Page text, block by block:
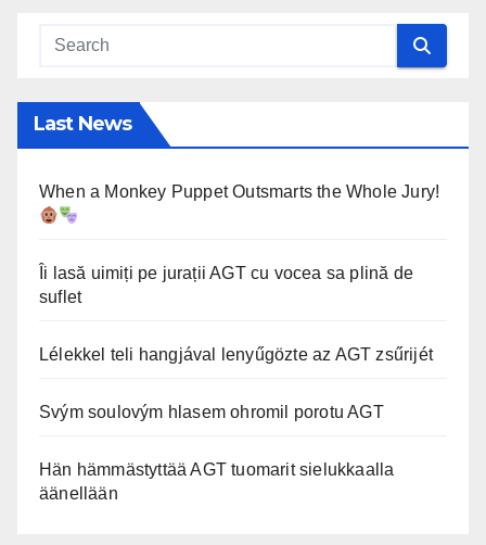
Last News
When a Monkey Puppet Outsmarts the Whole Jury!
Îi lasă uimiți pe jurații AGT cu vocea sa plină de
suflet
Lélekkel teli hangjával lenyűgözte az AGT zsűrijét
Svým soulovým hlasem ohromil porotu AGT
Hän hämmästyttää AGT tuomarit sielukkaalla
äänellään